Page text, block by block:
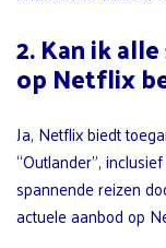
2. Kan ik
op Netflix
Ja, Netflix biedt
“Outlander”,
spannende reizen
actuele aanbod op